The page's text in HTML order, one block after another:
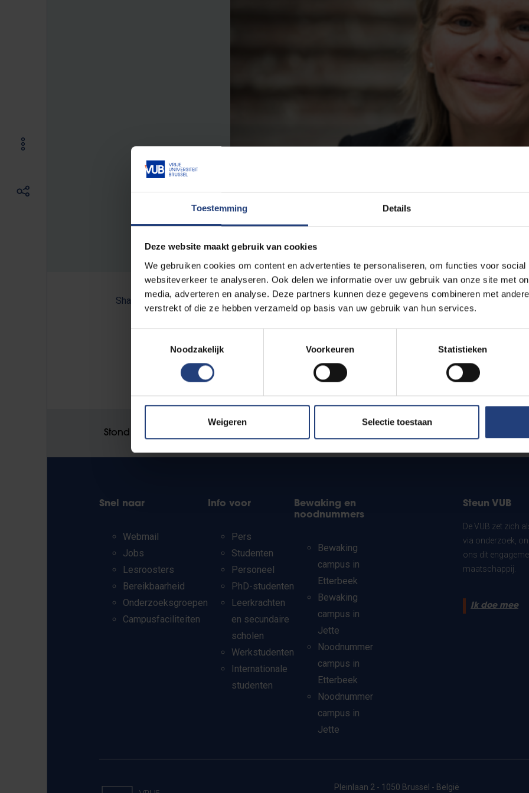
Toestemming Details
Deze website maakt gebruik van cookies
We gebruiken cookies om content en advertenties te personaliseren, om functies voor
websiteverkeer te analyseren. Ook delen we informatie over uw gebruik van onze site met
media, adverteren en analyse. Deze partners kunnen deze gegevens combineren met
verstrekt of die ze hebben verzameld op basis van uw gebruik van hun services.
Noodzakelijk
Voorkeuren Statistieken
Weigeren Selectie toestaan
Share:
Stond er een fout op deze pagina?
Snel naar
Webmail
Jobs
Lesroosters
Bereikbaarheid
Onderzoeksgroepen
Campusfaciliteiten
Info voor
Pers
Studenten
Personeel
PhD-studenten
Leerkrachten
en secundaire
scholen
Werkstudenten
Internationale
studenten
Bewaking en
noodnummers
Bewaking
campus in
Etterbeek
Bewaking
campus in
Jette
Noodnummer
campus in
Etterbeek
Noodnummer
campus in
Jette
Steun VUB
De VUB zet zich
via onderzoek,
ons dit
maatschappij.
Ik doe mee
Pleinlaan 2 - 1050 Brussel - België